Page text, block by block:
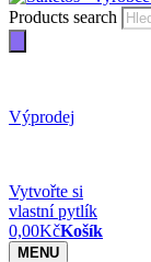
Products search
Výprodej
Vytvořte si
vlastní pytlík
0,00KčKošík
MENU